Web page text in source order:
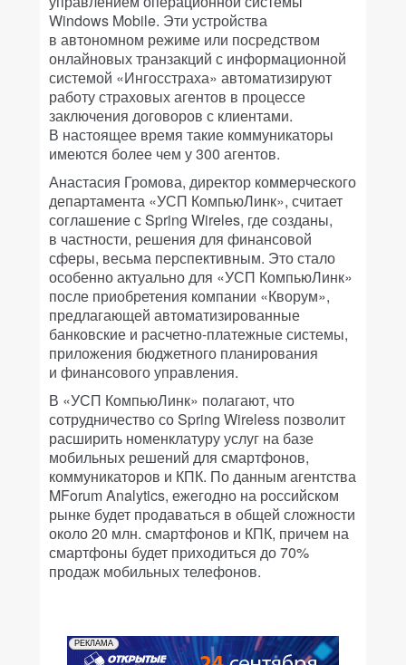
Windows Mobile. Эти устройства
в автономном режиме или посредством
онлайновых транзакций с информационной
системой «Ингосстраха» автоматизируют
работу страховых агентов в процессе
заключения договоров с клиентами.
В настоящее время такие коммуникаторы
имеются более чем у 300 агентов.
Анастасия Громова, директор коммерческого
департамента «УСП КомпьюЛинк», считает
соглашение с Spring Wireles, где созданы,
в частности, решения для финансовой
сферы, весьма перспективным. Это стало
особенно актуально для «УСП КомпьюЛинк»
после приобретения компании «Кворум»,
предлагающей автоматизированные
банковские и расчетно-платежные системы,
приложения бюджетного планирования
и финансового управления.
В «УСП КомпьюЛинк» полагают, что
сотрудничество со Spring Wireless позволит
расширить номенклатуру услуг на базе
мобильных решений для смартфонов,
коммуникаторов и КПК. По данным агентства
MForum Analytics, ежегодно на российском
рынке будет продаваться в общей сложности
около 20 млн. смартфонов и КПК, причем на
смартфоны будет приходиться до 70%
продаж мобильных телефонов.
РЕКЛАМА